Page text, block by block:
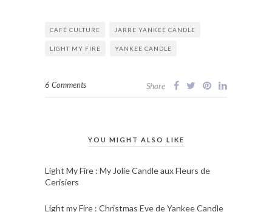
CAFÉ CULTURE JARRE YANKEE CANDLE
LIGHT MY FIRE YANKEE CANDLE
6 Comments Share
YOU MIGHT ALSO LIKE
Light My Fire : My Jolie Candle aux Fleurs de
Cerisiers
Light my Fire : Christmas Eve de Yankee Candle